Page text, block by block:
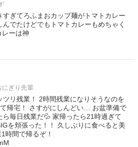
ﾞ
すぎてろふまおカップ麺がトマトカレー
でたけどでもトマトカレーもめちゃく
ーは神
にぎり先輩
ツリ残業！ 2時間残業になりそうなのを
帰宅！ さすがにしんどい… お盆準備で
ら毎日残業だ💦 家帰ったら21時過ぎて
を頬張った！！ 久しぶりに食べると美
時間で帰るぞ！